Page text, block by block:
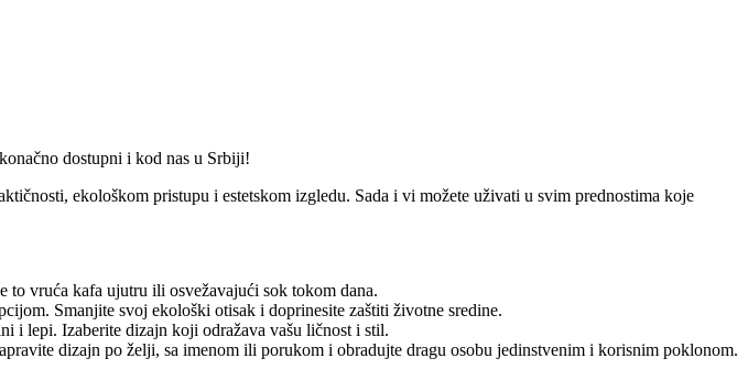
dostupni i kod nas u Srbiji!
ekološkom pristupu i estetskom izgledu. Sada i vi možete uživati u svim prednostima koje
to vruća kafa ujutru ili osvežavajući sok tokom dana.
Smanjite svoj ekološki otisak i doprinesite zaštiti životne sredine.
i lepi. Izaberite dizajn koji odražava vašu ličnost i stil.
dizajn po želji, sa imenom ili porukom i obradujte dragu osobu jedinstvenim i korisnim poklonom.